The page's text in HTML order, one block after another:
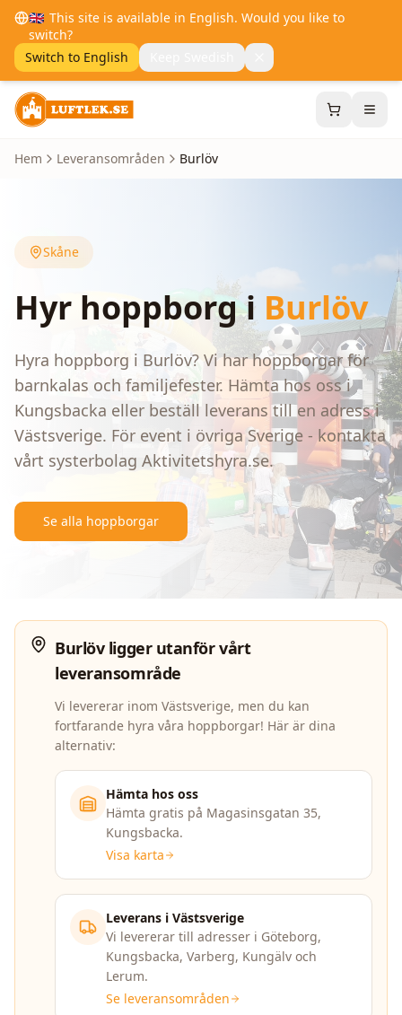
🇬🇧 This site is available in English. Would you like to
switch?
Switch to English
SV
Hem Leveransområden Burlöv
Skåne
Hyr hoppborg i Burlöv
Hyra hoppborg i Burlöv? Vi har hoppborgar för
barnkalas och familjefester. Hämta hos oss i
Kungsbacka eller beställ leverans till en adress i
Västsverige. För event i övriga Sverige - kontakta
vårt systerbolag Aktivitetshyra.se.
Se alla hoppborgar
Burlövligger utanför vårt
leveransområde
Vi levererar inom Västsverige, men du kan
fortfarande hyra våra hoppborgar! Här är dina
alternativ:
Hämta hos oss
Hämta gratis på Magasinsgatan 35,
Kungsbacka.
Visa karta
Leverans i Västsverige
Vi levererar till adresser i Göteborg,
Kungsbacka, Varberg, Kungälv och
Lerum.
Se leveransområden